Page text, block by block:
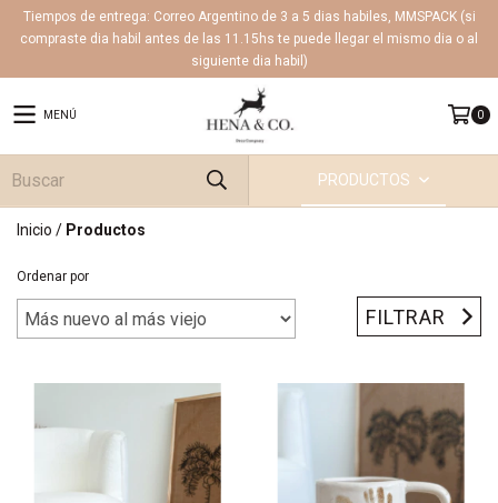
Tiempos de entrega: Correo Argentino de 3 a 5 dias habiles, MMSPACK (si
compraste dia habil antes de las 11.15hs te puede llegar el mismo dia o al
siguiente dia habil)
MENÚ 0
PRODUCTOS
Inicio / Productos
Ordenar por
FILTRAR